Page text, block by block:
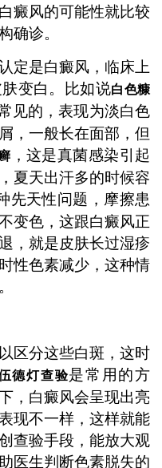
癜风的可能性就比较
确诊。
定是白癜风，临床上
变白。比如说白色糠
见的，表现为淡白色
，一般长在面部，但
，这是真菌感染引起
夏天出汗多的时候容
先天性问题，摩擦患
变色，这跟白癜风正
，就是皮肤长过湿疹
性色素减少，这种情
区分这些白斑，这时
德灯查验是常用的方
，白癜风会呈现出亮
现不一样，这样就能
查验手段，能放大观
医生判断色素脱失的